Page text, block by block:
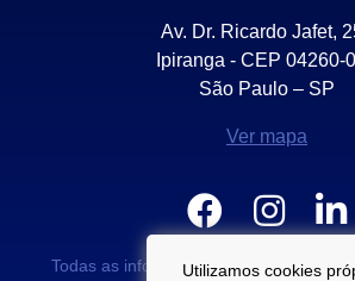
Av. Dr. Ricardo Jafet,
Ipiranga - CEP 04260-
São Paulo – SP
Ver mapa
Todas as informações e valores
Utilizamos cookies